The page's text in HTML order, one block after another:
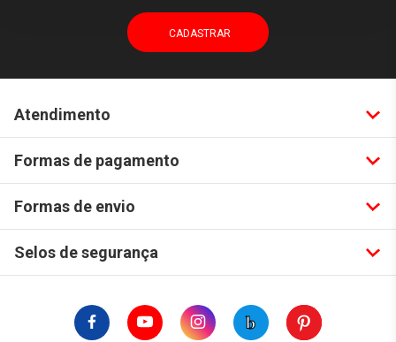
Atendimento
Formas de pagamento
Formas de envio
Selos de segurança